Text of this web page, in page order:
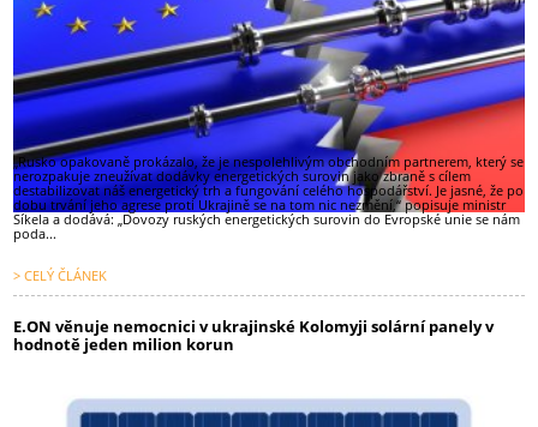
„Rusko opakovaně prokázalo, že je nespolehlivým obchodním partnerem, který se
nerozpakuje zneužívat dodávky energetických surovin jako zbraně s cílem
destabilizovat náš energetický trh a fungování celého hospodářství. Je jasné, že po
dobu trvání jeho agrese proti Ukrajině se na tom nic nezmění,“ popisuje ministr
Síkela a dodává: „Dovozy ruských energetických surovin do Evropské unie se nám
poda...
> CELÝ ČLÁNEK
E.ON věnuje nemocnici v ukrajinské Kolomyji solární panely v
hodnotě jeden milion korun